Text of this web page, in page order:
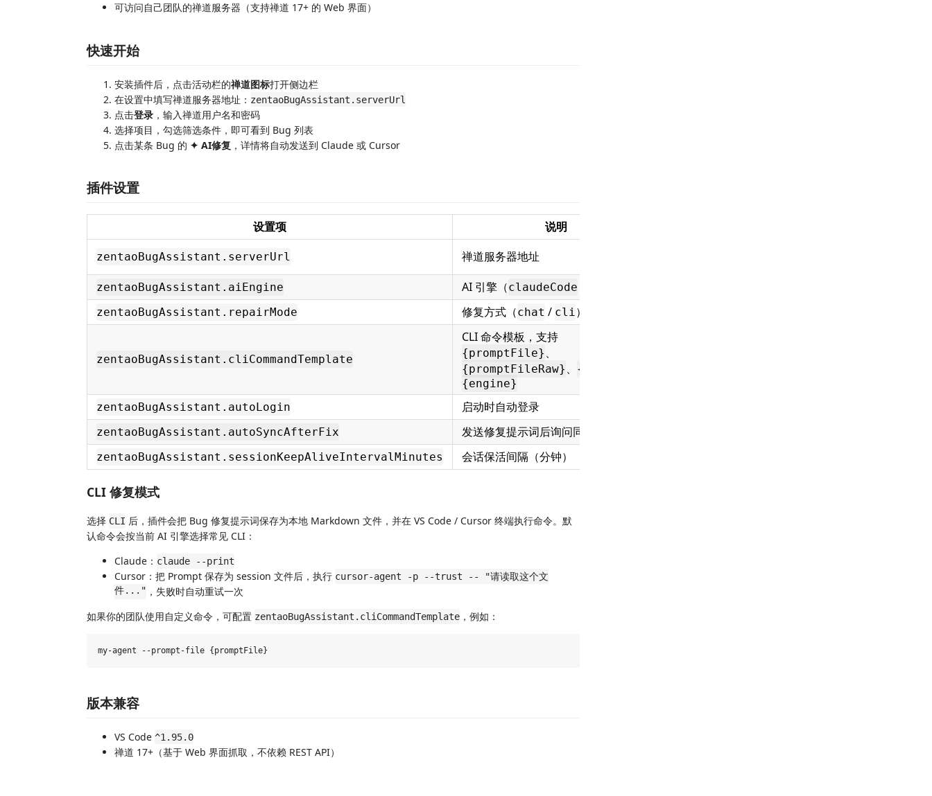
可访问自己团队的禅道服务器（支持禅道 17+ 的 Web 界面）
快速开始
安装插件后，点击活动栏的禅道图标打开侧边栏
在设置中填写禅道服务器地址： zentaoBugAssistant.serverUrl
点击登录 ，输入禅道用户名和密码
选择项目，勾选筛选条件，即可看到 Bug 列表
点击某条 Bug 的 ✦ AI修复 ，详情将自动发送到 Claude 或 Cursor
插件设置
设置项 说明
zentaoBugAssistant.serverUrl 禅道服务器地址
zentaoBugAssistant.aiEngine
AI 引擎（claudeCode
zentaoBugAssistant.repairMode
修复方式（chat / cli）
zentaoBugAssistant.cliCommandTemplate
CLI 命令模板，支持
{promptFile} 、
{promptFileRaw} 、 {bugIds}
{engine}
zentaoBugAssistant.autoLogin 启动时自动登录
zentaoBugAssistant.autoSyncAfterFix
发送修复提示词后询问同步状态到禅道
zentaoBugAssistant.sessionKeepAliveIntervalMinutes
会话保活间隔（分钟）
CLI 修复模式
选择 CLI 后，插件会把 Bug 修复提示词保存为本地 Markdown 文件，并在 VS Code / Cursor 终端执行命令。默
认命令会按当前 AI 引擎选择常见 CLI：
Claude： claude --print
Cursor：把 Prompt 保存为 session 文件后，执行 cursor-agent -p --trust -- "请读取这个文
件..." ，失败时自动重试一次
如果你的团队使用自定义命令，可配置 zentaoBugAssistant.cliCommandTemplate ，例如：
版本兼容
VS Code ^1.95.0
禅道 17+（基于 Web 界面抓取，不依赖 REST API）